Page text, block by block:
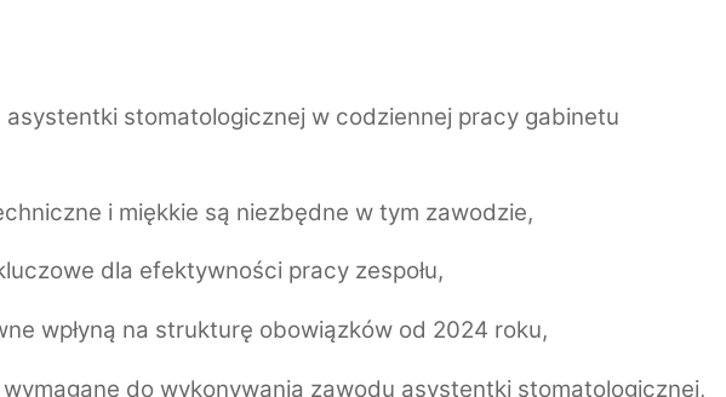
asystentki stomatologicznej w codziennej pracy gabinetu
i miękkie są niezbędne w tym zawodzie,
dla efektywności pracy zespołu,
wpłyną na strukturę obowiązków od 2024 roku,
do wykonywania zawodu asystentki stomatologicznej,